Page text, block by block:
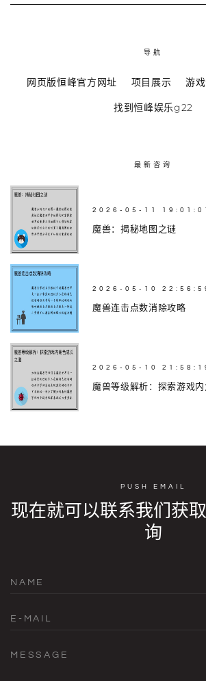
导航
网页版恒峰官方网址 项目展示 游
找到恒峰娱乐g22
最新咨询
2026-05-11
魔兽：揭秘地图之谜
2026-05-10
魔兽连击点数消除攻略
2026-05-10
魔兽等级解析：探索游戏
PUSH EMAIL
现在就可以联系我们获
询
NAME
E-MAIL
MESSAGE